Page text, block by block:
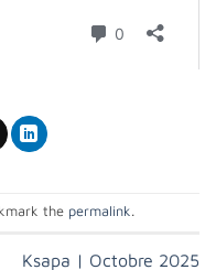
the permalink.
Ksapa | Octobre 2025